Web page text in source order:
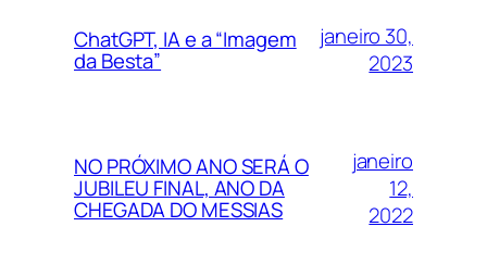
ChatGPT, IA e a “Imagem
da Besta”
janeiro 30,
2023
NO PRÓXIMO ANO SERÁ O
JUBILEU FINAL, ANO DA
CHEGADA DO MESSIAS
janeiro
12,
2022